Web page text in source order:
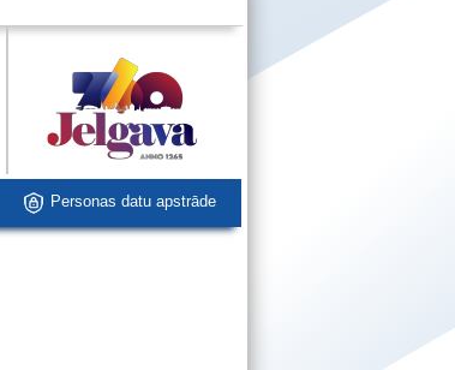
Personas datu apstrāde